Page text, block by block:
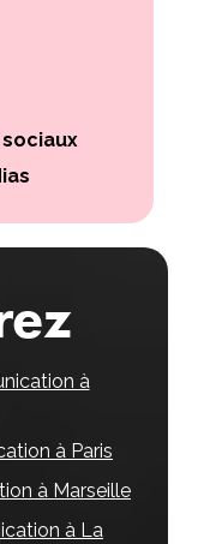
à
à Paris
à Marseille
à La